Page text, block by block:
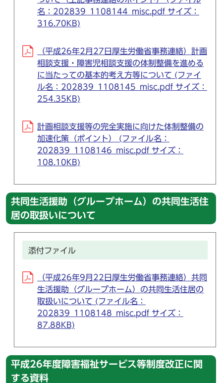
名：202839_1108144_misc.pdf サイズ：
316.70KB)
（平成26年2月27日厚生労働省事務連絡）計画
相談支援・障害児相談支援の体制整備を進める
に当たっての基本的考え方等について (ファイ
ル名：202839_1108145_misc.pdf サイズ：
254.35KB)
計画相談支援等の完全実施に向けた体制整備の
加速化策（ポイント） (ファイル名：
202839_1108146_misc.pdf サイズ：
108.10KB)
共同生活援助（グループホーム）の共同生活住
居の取扱いについて
添付ファイル
（平成26年9月22日厚生労働省事務連絡）共同
生活援助（グループホーム）の共同生活住居の
取扱いについて (ファイル名：
202839_1108148_misc.pdf サイズ：
87.88KB)
平成26年度障害福祉サービス等制度改正に関
する資料